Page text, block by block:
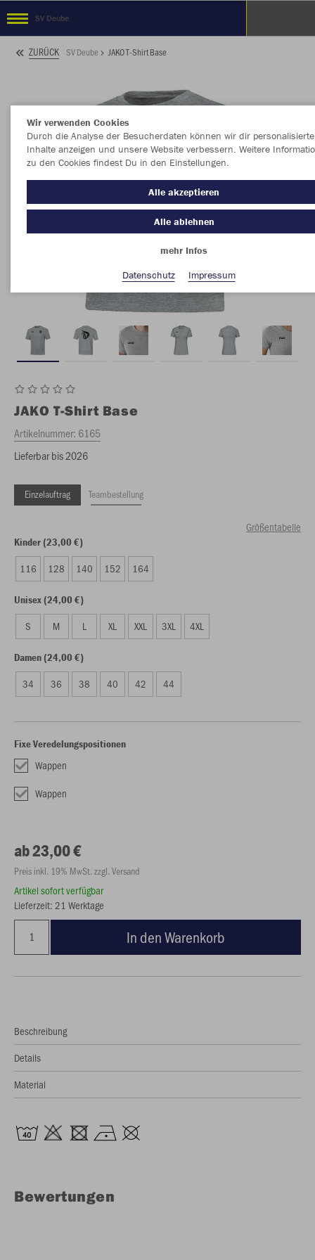
SV Deube
ZURÜCK SV Deube JAKO T-Shirt Base
JAKO T-Shirt Base
Artikelnummer: 6165
Lieferbar bis 2026
Einzelauftrag Teambestellung
Größentabelle
Kinder (23,00 €)
116 128 140 152 164
Unisex (24,00 €)
S M L XL XXL 3XL 4XL
Damen (24,00 €)
34 36 38 40 42 44
Fixe Veredelungspositionen
Wappen
Wappen
ab 23,00 €
Preis inkl. 19% MwSt. zzgl. Versand
Artikel sofort verfügbar
Lieferzeit: 21 Werktage
In den Warenkorb
Beschreibung
Details
Material
Bewertungen
Wir verwenden Cookies
Durch die Analyse der Besucherdaten können wir dir personalisierte
Inhalte anzeigen und unsere Website verbessern. Weitere
zu den Cookies findest Du in den Einstellungen.
Alle akzeptieren
Alle ablehnen
mehr Infos
Datenschutz
Impressum